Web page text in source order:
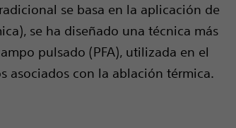
se basa en la aplicación de
se ha diseñado una técnica más
pulsado (PFA), utilizada en el
asociados con la ablación térmica.